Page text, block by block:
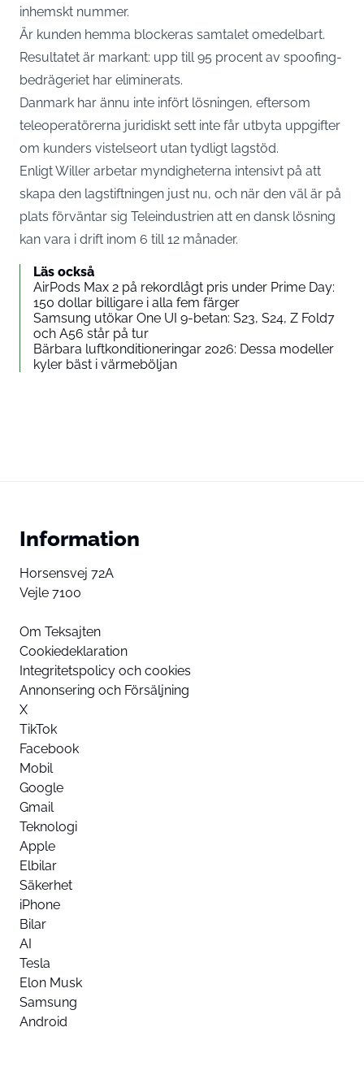
inhemskt nummer.
Är kunden hemma blockeras samtalet omedelbart.
Resultatet är markant: upp till 95 procent av spoofing-
bedrägeriet har eliminerats.
Danmark har ännu inte infört lösningen, eftersom
teleoperatörerna juridiskt sett inte får utbyta uppgifter
om kunders vistelseort utan tydligt lagstöd.
Enligt Willer arbetar myndigheterna intensivt på att
skapa den lagstiftningen just nu, och när den väl är på
plats förväntar sig Teleindustrien att en dansk lösning
kan vara i drift inom 6 till 12 månader.
Läs också
AirPods Max 2 på rekordlågt pris under Prime Day:
150 dollar billigare i alla fem färger
Samsung utökar One UI 9-betan: S23, S24, Z Fold7
och A56 står på tur
Bärbara luftkonditioneringar 2026: Dessa modeller
kyler bäst i värmeböljan
Information
Horsensvej 72A
Vejle 7100
Om Teksajten
Cookiedeklaration
Integritetspolicy och cookies
Annonsering och Försäljning
X
TikTok
Facebook
Mobil
Google
Gmail
Teknologi
Apple
Elbilar
Säkerhet
iPhone
Bilar
AI
Tesla
Elon Musk
Samsung
Android